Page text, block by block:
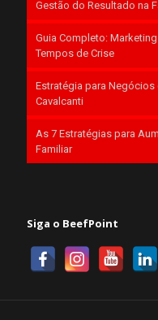
Gestão do Resultado na
Guia Completo:
Tempos de Crise
Estratégia para
Cavalcanti
As 7 Estratégias para
Familiar
Siga o BeefPoint